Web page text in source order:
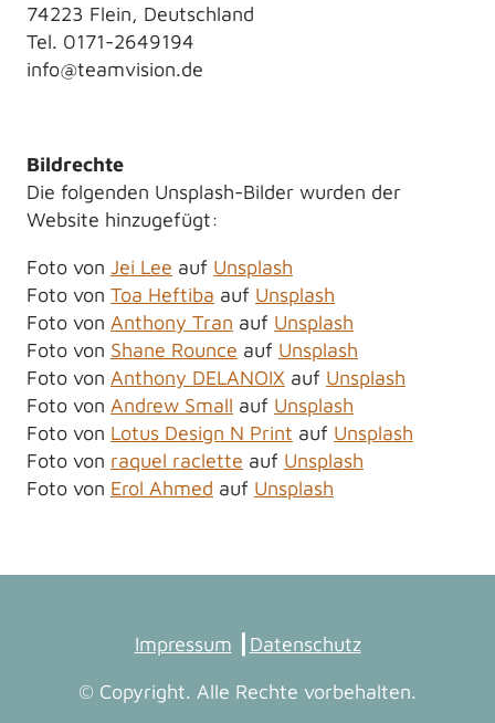
74223 Flein, Deutschland
Tel. 0171-2649194
info@teamvision.de
Bildrechte
Die folgenden Unsplash-Bilder wurden der
Website hinzugefügt:
Foto von Jei Lee auf Unsplash
Foto von Toa Heftiba auf Unsplash
Foto von Anthony Tran auf Unsplash
Foto von Shane Rounce auf Unsplash
Foto von Anthony DELANOIX auf Unsplash
Foto von Andrew Small auf Unsplash
Foto von Lotus Design N Print auf Unsplash
Foto von raquel raclette auf Unsplash
Foto von Erol Ahmed auf Unsplash
Impressum Datenschutz
© Copyright. Alle Rechte vorbehalten.